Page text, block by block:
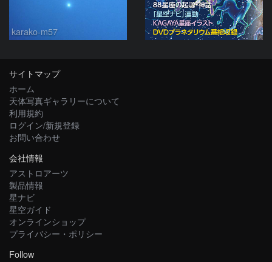
karako-m57
サイトマップ
ホーム
天体写真ギャラリーについて
利用規約
ログイン/新規登録
お問い合わせ
会社情報
アストロアーツ
製品情報
星ナビ
星空ガイド
オンラインショップ
プライバシー・ポリシー
Follow